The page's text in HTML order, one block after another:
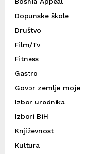
Dopunske škole
Društvo
Film/Tv
Fitness
Gastro
Govor zemlje moje
Izbor urednika
Izbori BiH
Književnost
Kultura